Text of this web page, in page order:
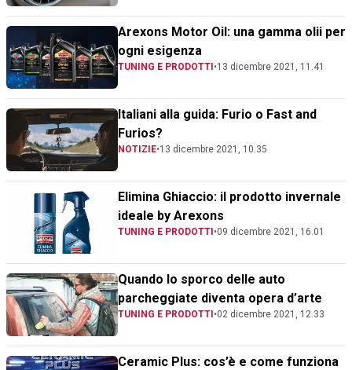
Arexons Motor Oil: una gamma olii per
ogni esigenza
TUNING E PRODOTTI•13 dicembre 2021, 11.41
Italiani alla guida: Furio o Fast and
Furios?
NOTIZIE•13 dicembre 2021, 10.35
Elimina Ghiaccio: il prodotto invernale
ideale by Arexons
TUNING E PRODOTTI•09 dicembre 2021, 16.01
Quando lo sporco delle auto
parcheggiate diventa opera d’arte
TUNING E PRODOTTI•02 dicembre 2021, 12.33
Ceramic Plus: cos’è e come funziona